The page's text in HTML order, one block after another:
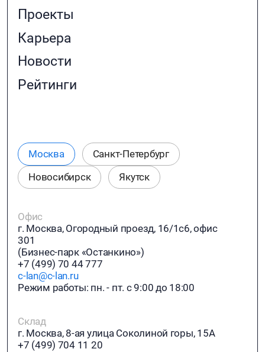
Проекты
Карьера
Новости
Рейтинги
Москва
Санкт-Петербург
Новосибирск
Якутск
Офис
г. Москва, Огородный проезд, 16/1с6, офис
301
(Бизнес-парк «Останкино»)
+7 (499) 70 44 777
c-lan@c-lan.ru
Режим работы: пн. - пт. с 9:00 до 18:00
Склад
г. Москва, 8-ая улица Соколиной горы, 15А
+7 (499) 704 11 20